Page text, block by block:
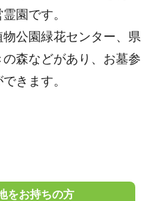
園です。
公園緑花センター、県
森などがあり、お墓参
きます。
をお持ちの方